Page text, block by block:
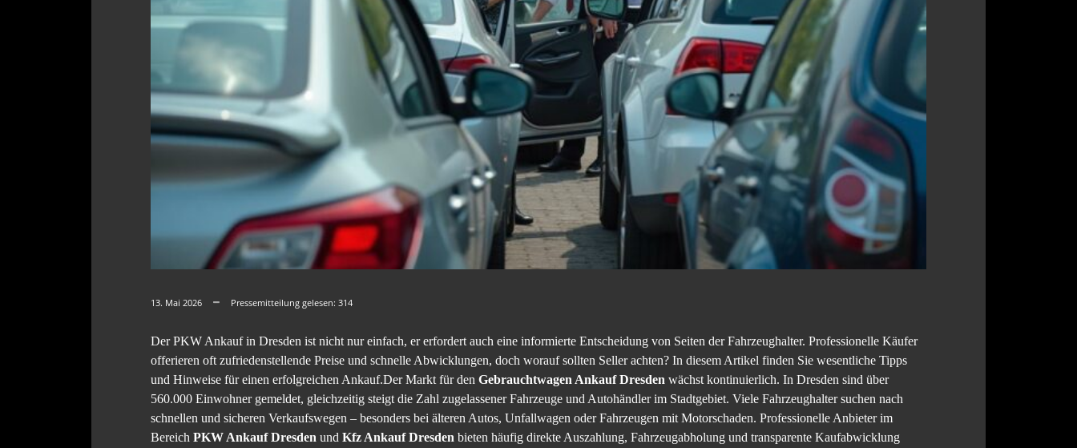
13. Mai 2026 Pressemitteilung gelesen: 314
Der PKW Ankauf in Dresden ist nicht nur einfach, er erfordert auch eine informierte Entscheidung von Seiten der Fahrzeughalter. Professionelle Käufer
offerieren oft zufriedenstellende Preise und schnelle Abwicklungen, doch worauf sollten Seller achten? In diesem Artikel finden Sie wesentliche Tipps
und Hinweise für einen erfolgreichen Ankauf.Der Markt für den Gebrauchtwagen Ankauf Dresden wächst kontinuierlich. In Dresden sind über
560.000 Einwohner gemeldet, gleichzeitig steigt die Zahl zugelassener Fahrzeuge und Autohändler im Stadtgebiet. Viele Fahrzeughalter suchen nach
schnellen und sicheren Verkaufswegen – besonders bei älteren Autos, Unfallwagen oder Fahrzeugen mit Motorschaden. Professionelle Anbieter im
Bereich PKW Ankauf Dresden und Kfz Ankauf Dresden bieten häufig direkte Auszahlung, Fahrzeugabholung und transparente Kaufabwicklung